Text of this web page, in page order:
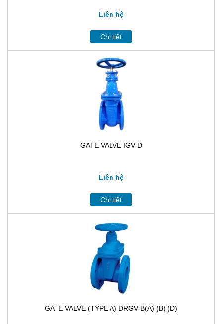
Liên hệ
Chi tiết
GATE VALVE IGV-D
Liên hệ
Chi tiết
GATE VALVE (TYPE A) DRGV-B(A) (B) (D)